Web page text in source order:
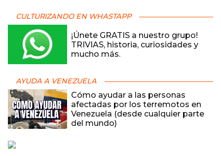
CULTURIZANDO EN WHASTAPP
¡Únete GRATIS a nuestro grupo!
TRIVIAS, historia, curiosidades y
mucho más.
AYUDA A VENEZUELA
Cómo ayudar a las personas
afectadas por los terremotos en
Venezuela (desde cualquier parte
del mundo)